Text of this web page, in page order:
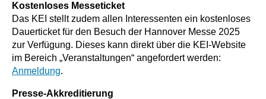
Kostenloses Messeticket
Das KEI stellt zudem allen Interessenten ein kostenloses
Dauerticket für den Besuch der Hannover Messe 2025
zur Verfügung. Dieses kann direkt über die KEI-Website
im Bereich „Veranstaltungen“ angefordert werden:
Anmeldung.
Presse-Akkreditierung